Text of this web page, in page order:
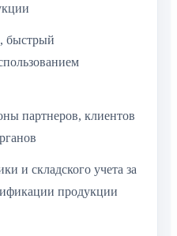
быстрый
партнеров, клиентов
и складского учета за
продукции